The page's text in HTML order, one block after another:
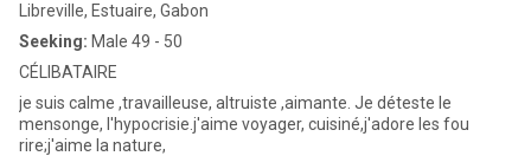
Libreville, Estuaire, Gabon
Seeking: Male 49 - 50
CÉLIBATAIRE
je suis calme ,travailleuse, altruiste ,aimante. Je déteste le
mensonge, l'hypocrisie.j'aime voyager, cuisiné,j'adore les fou
rire;j'aime la nature,